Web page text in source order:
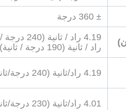
± 360 درجة
راد / ثانية (190 درجة / ثانية)
4.19 راد/ثانية (240 درجة/ثانية)
4.01 راد/ثانية (230 درجة/ثانية)